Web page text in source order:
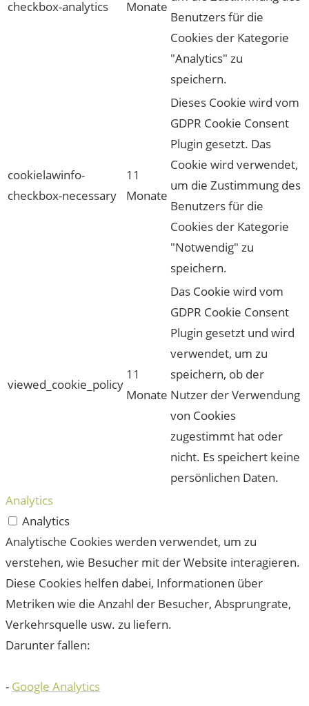
checkbox-analytics
Monate
Benutzers für die
Cookies der Kategorie
"Analytics" zu
speichern.
cookielawinfo-
checkbox-necessary
11
Monate
Dieses Cookie wird vom
GDPR Cookie Consent
Plugin gesetzt. Das
Cookie wird verwendet,
um die Zustimmung des
Benutzers für die
Cookies der Kategorie
"Notwendig" zu
speichern.
viewed_cookie_policy
11
Monate
Das Cookie wird vom
GDPR Cookie Consent
Plugin gesetzt und wird
verwendet, um zu
speichern, ob der
Nutzer der Verwendung
von Cookies
zugestimmt hat oder
nicht. Es speichert keine
persönlichen Daten.
Analytics
Analytics
Analytische Cookies werden verwendet, um zu
verstehen, wie Besucher mit der Website interagieren.
Diese Cookies helfen dabei, Informationen über
Metriken wie die Anzahl der Besucher, Absprungrate,
Verkehrsquelle usw. zu liefern.
Darunter fallen:
- Google Analytics